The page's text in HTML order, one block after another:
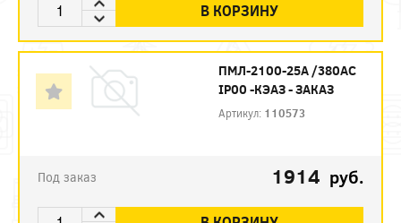
В КОРЗИНУ
ПМЛ-2100-25А /380АС
IP00 -КЭАЗ - ЗАКАЗ
Артикул: 110573
Под заказ 1914 руб.